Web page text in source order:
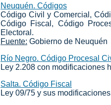
Neuquén. Códigos
Código Civil y Comercial,
Código Fiscal, Código
Electoral.
Fuente: Gobierno de Neuquén
Río Negro. Código Procesal
Ley 2.208 con modificaciones
Salta. Código Fiscal
Ley 09/75 y sus